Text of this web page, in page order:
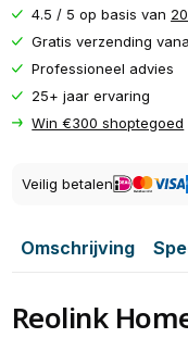
4.5 / 5 op basis van
Gratis verzending
Professioneel advies
25+ jaar ervaring
Win €300 shoptegoed
Veilig betalen
Omschrijving
Reolink